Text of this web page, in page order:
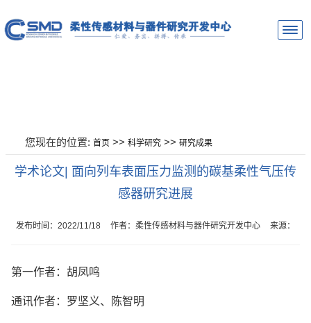
您现在的位置: 首页 >> 科学研究 >> 研究成果
学术论文| 面向列车表面压力监测的碳基柔性气压传
感器研究进展
发布时间：2022/11/18 作者：柔性传感材料与器件研究开发中心 来源：
第一作者：胡凤鸣
通讯作者：罗坚义、陈智明